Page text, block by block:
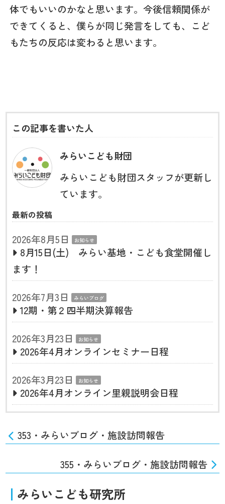
体でもいいのかなと思います。今後信頼関係が
できてくると、僕らが同じ発言をしても、こど
もたちの反応は変わると思います。
この記事を書いた人
みらいこども財団
みらいこども財団スタッフが更新し
ています。
最新の投稿
2026年8月5日 お知らせ
8月15日(土) みらい基地・こども食堂開催し
ます！
2026年7月3日
みらいブログ
12期・第２四半期決算報告
2026年3月23日
お知らせ
2026年4月オンラインセミナー日程
2026年3月23日
お知らせ
2026年4月オンライン里親説明会日程
353・みらいブログ・施設訪問報告
355・みらいブログ・施設訪問報告
みらいこども研究所